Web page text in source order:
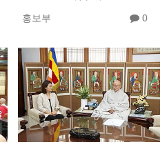
홍보부 0